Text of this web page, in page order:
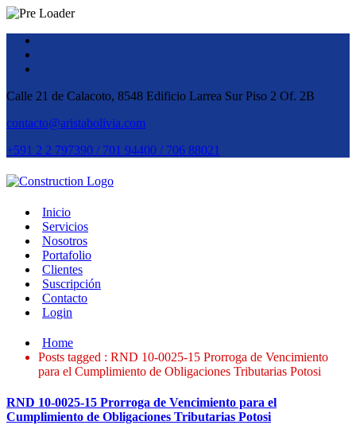
Calle 21 de Calacoto, 8548 Edificio Larrea Sur Piso 2 Of. 2B
contacto@aristabolivia.com
+591 2 2 797390 / 701 94400 / 706 88021
Inicio
Servicios
Nosotros
Portafolio
Clientes
Suscripción
Contacto
Login
Home
Posts tagged : RND 10-0025-15 Prorroga de Vencimiento
para el Cumplimiento de Obligaciones Tributarias Potosi
RND 10-0025-15 Prorroga de Vencimiento para el
Cumplimiento de Obligaciones Tributarias Potosi